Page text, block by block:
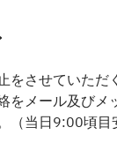
をさせていただ
をメール及びメ
（当日9:00頃目